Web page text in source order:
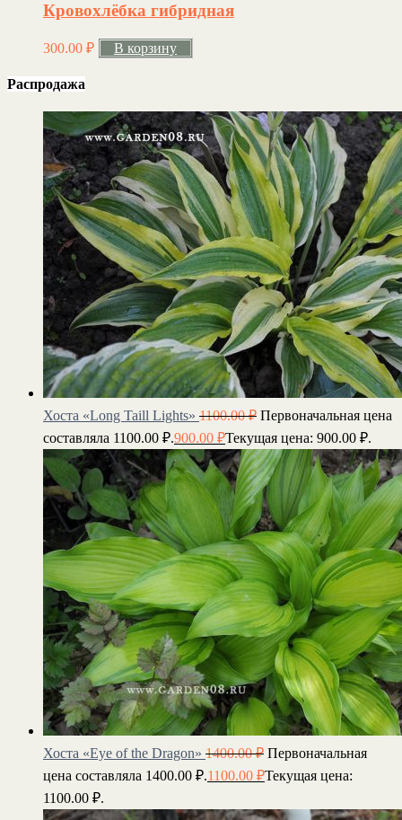
Кровохлёбка гибридная
300.00 ₽ В корзину
Распродажа
Хоста «Long Taill Lights» 1100.00₽ Первоначальная цена
составляла 1100.00 ₽.900.00 ₽Текущая цена: 900.00 ₽.
Хоста «Eye of the Dragon» 1400.00₽ Первоначальная
цена составляла 1400.00 ₽.1100.00 ₽Текущая цена:
1100.00 ₽.